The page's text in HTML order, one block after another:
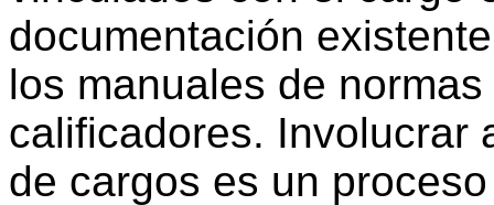
documentación
los manuales de
calificadores. Involucrar
de cargos es un